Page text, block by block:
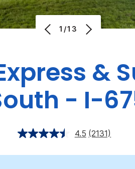
1/13
&
- I-
4.5 (2131)